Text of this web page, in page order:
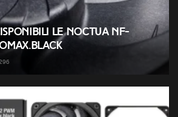
le Noctua NF-